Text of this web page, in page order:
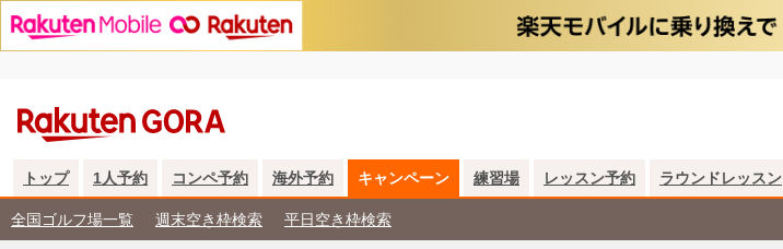
トップ 1人予約 コンペ予約 海外予約 キャンペーン 練習場 レッスン予約 ラウンドレッスン
全国ゴルフ場一覧 週末空き枠検索 平日空き枠検索